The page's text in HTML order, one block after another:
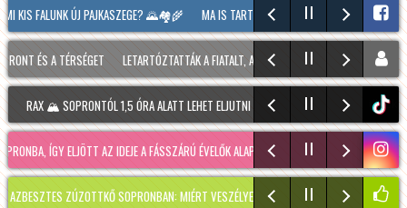
KIS FALUNK ÚJ PAJKASZEGE? 🌄🏘️🌾 MA IS TART MÉG A SOPRONI BORÜNNEP, 20
ÉS A TÉRSÉGET LETARTÓZTATTÁK A FIATALT, AKI KIS HÍJÁN MEGÖLT EGY 28 ÉVES
RAX 🏔️ SOPRONTÓL 1,5 ÓRA ALATT LEHET ELJUTNI IDE. A TÚRA A PREINER GSCHEIDtiktok
ÍGY ELJÖTT AZ IDEJE A FÁSSZÁRÚ ÉVELŐK ALAPOS VISSZAVÁ… RÉGMÚLT
ZÚZOTTKŐ SOPRONBAN: MIÉRT VESZÉLYES, HOGYAN KERÜLHETETT IDE, ÉS